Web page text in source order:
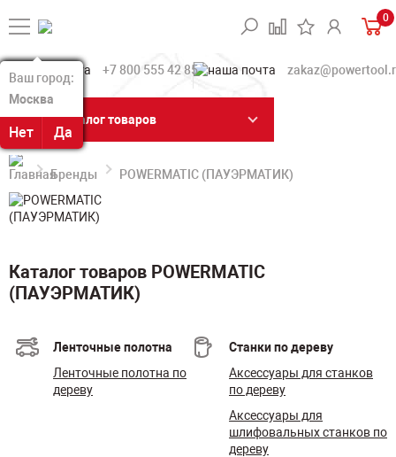
Ваш город:
Москва
Нет Да
Ваш город:
Москва
Нет Да
0
+7 800 555 42 85
Каталог товаров
Бренды POWERMATIC (ПАУЭРМАТИК)
Каталог товаров POWERMATIC
(ПАУЭРМАТИК)
Ленточные полотна
Ленточные полотна по
дереву
Станки по дереву
Аксессуары для станков
по дереву
Аксессуары для
шлифовальных станков по
дереву